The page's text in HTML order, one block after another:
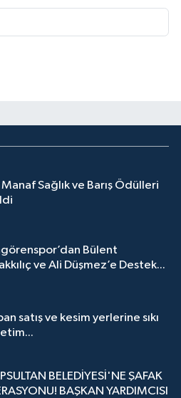
Sağlık ve Barış Ödülleri
Bülent
ve Ali Düşmez’e Destek...
satış ve kesim yerlerine sıkı
BELEDİYESİ'NE ŞAFAK
BAŞKAN YARDIMCISI